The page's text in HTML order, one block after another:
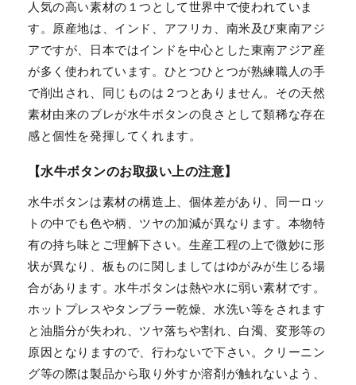
人気の高い素材の１つとして世界中で使われていま
す。原産地は、インド、アフリカ、南米及び東南アジ
アですが、日本ではインドを中心とした東南アジア産
が多く使われています。ひとつひとつが熟練職人の手
で削出され、同じものは２つとありません。その天然
素材由来のブレが水牛ボタンの良さとして類稀な存在
感と個性を発揮してくれます。
【水牛ボタンのお取扱い上の注意】
水牛ボタンは素材の構造上、個体差があり、同一ロッ
トの中でも色や柄、ツヤの加減が異なります。本物特
有の持ち味とご理解下さい。生産工程の上で微妙に形
状が異なり、板ものに関しましてはゆがみが生じる場
合があります。水牛ボタンは熱や水に弱い素材です。
ホットプレスやタンブラー乾燥、水洗い等をされます
と油脂分が失われ、ツヤ落ちや割れ、白濁、変形等の
原因となりますので、行わないで下さい。クリーニン
グ等の際は製品から取り外すか溶剤が触れないよう、